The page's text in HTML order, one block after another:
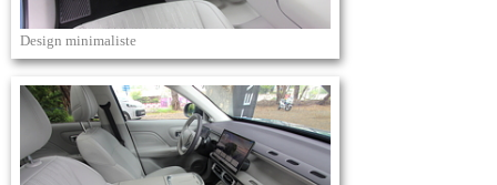
Design minimaliste